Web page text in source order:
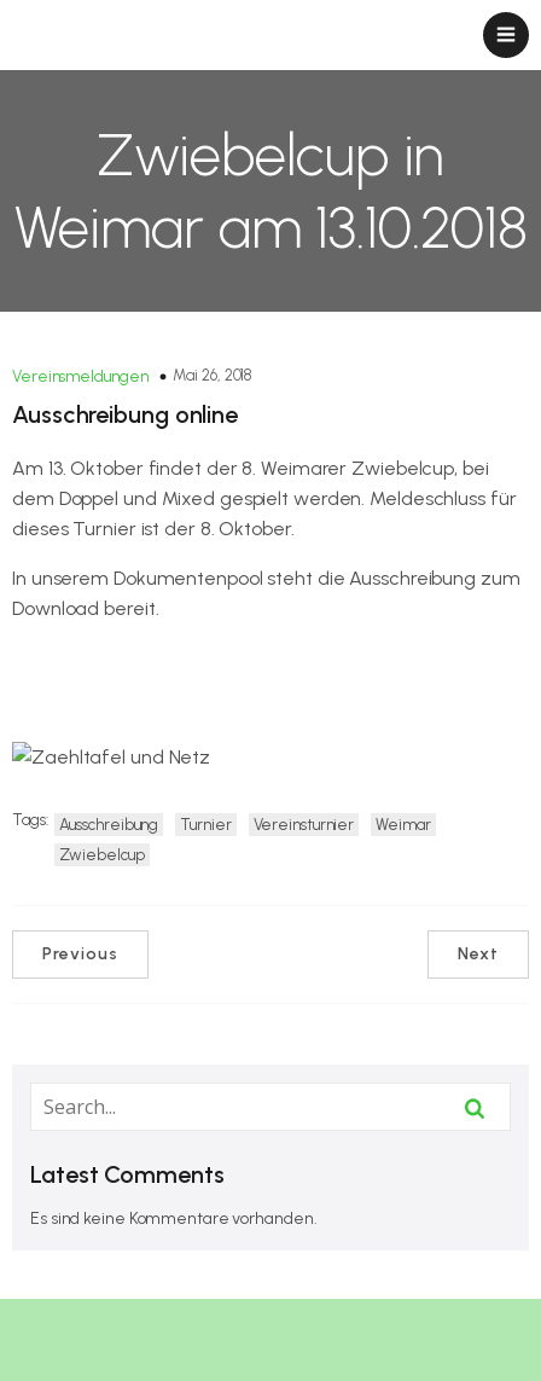
Zwiebelcup in
Weimar am 13.10.2018
Vereinsmeldungen Mai 26, 2018
Ausschreibung online
Am 13. Oktober findet der 8. Weimarer Zwiebelcup, bei
dem Doppel und Mixed gespielt werden. Meldeschluss für
dieses Turnier ist der 8. Oktober.
In unserem Dokumentenpool steht die Ausschreibung zum
Download bereit.
Tags: Ausschreibung Turnier Vereinsturnier
Weimar
Zwiebelcup
Previous Next
Latest Comments
Es sind keine Kommentare vorhanden.